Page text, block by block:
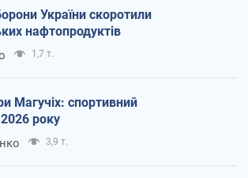
України скоротили
нафтопродуктів
1,7 т.
Магучіх: спортивний
року
3,9 т.